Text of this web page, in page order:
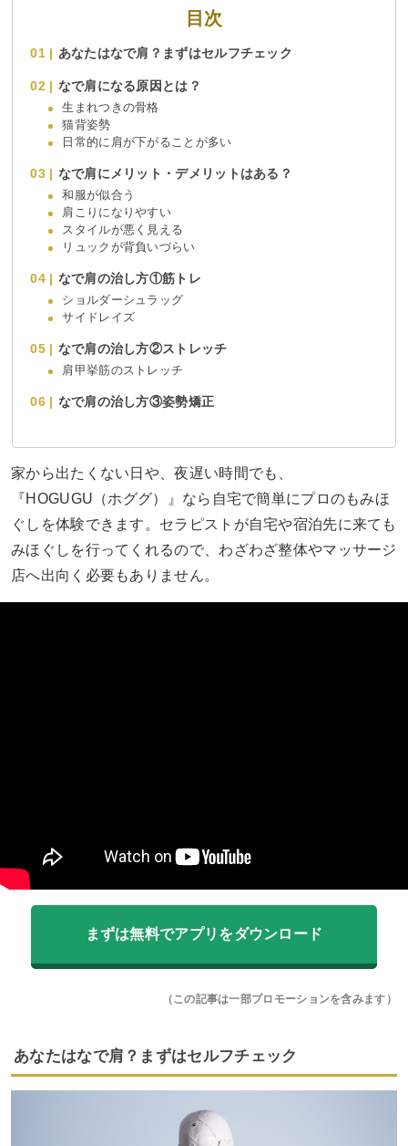
目次
あなたはなで肩？まずはセルフチェック
なで肩になる原因とは？
生まれつきの骨格
猫背姿勢
日常的に肩が下がることが多い
なで肩にメリット・デメリットはある？
和服が似合う
肩こりになりやすい
スタイルが悪く見える
リュックが背負いづらい
なで肩の治し方①筋トレ
ショルダーシュラッグ
サイドレイズ
なで肩の治し方②ストレッチ
肩甲挙筋のストレッチ
なで肩の治し方③姿勢矯正
家から出たくない日や、夜遅い時間でも、
『HOGUGU（ホググ）』なら自宅で簡単にプロのもみほ
ぐしを体験できます。セラピストが自宅や宿泊先に来ても
みほぐしを行ってくれるので、わざわざ整体やマッサージ
店へ出向く必要もありません。
まずは無料でアプリをダウンロード
（この記事は一部プロモーションを含みます）
あなたはなで肩？まずはセルフチェック